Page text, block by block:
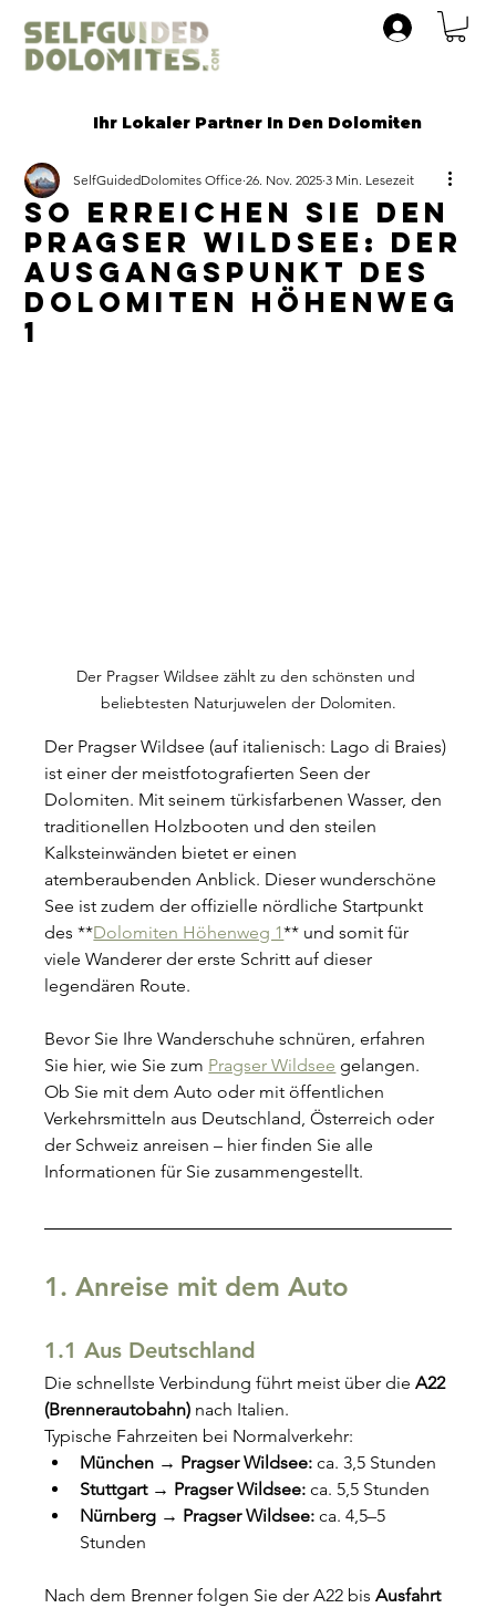
Ihr Lokaler Partner In Den Dolomiten
So erreichen Sie den
Pragser Wildsee: Der
Ausgangspunkt deS
DOLOMITEN HÖHENWEG
1
SelfGuidedDolomites Office 26. Nov. 2025 3 Min. Lesezeit
Der Pragser Wildsee zählt zu den schönsten und
beliebtesten Naturjuwelen der Dolomiten.
Der Pragser Wildsee (auf italienisch: Lago di Braies)
ist einer der meistfotografierten Seen der
Dolomiten. Mit seinem türkisfarbenen Wasser, den
traditionellen Holzbooten und den steilen
Kalksteinwänden bietet er einen
atemberaubenden Anblick. Dieser wunderschöne
See ist zudem der offizielle nördliche Startpunkt
des **Dolomiten Höhenweg 1** und somit für
viele Wanderer der erste Schritt auf dieser
legendären Route.
Bevor Sie Ihre Wanderschuhe schnüren, erfahren
Sie hier, wie Sie zum Pragser Wildsee gelangen.
Ob Sie mit dem Auto oder mit öffentlichen
Verkehrsmitteln aus Deutschland, Österreich oder
der Schweiz anreisen – hier finden Sie alle
Informationen für Sie zusammengestellt.
1. Anreise mit dem Auto
1.1 Aus Deutschland
Die schnellste Verbindung führt meist über die A22
(Brennerautobahn) nach Italien.
Typische Fahrzeiten bei Normalverkehr:
München → Pragser Wildsee: ca. 3,5 Stunden
Stuttgart → Pragser Wildsee: ca. 5,5 Stunden
Nürnberg → Pragser Wildsee: ca. 4,5–5
Stunden
Nach dem Brenner folgen Sie der A22 bis Ausfahrt